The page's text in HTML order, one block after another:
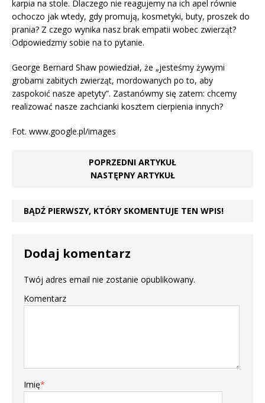
karpia na stole. Dlaczego nie reagujemy na ich apel równie
ochoczo jak wtedy, gdy promują, kosmetyki, buty, proszek do
prania? Z czego wynika nasz brak empatii wobec zwierząt?
Odpowiedzmy sobie na to pytanie.
George Bernard Shaw powiedział, że „jesteśmy żywymi
grobami zabitych zwierząt, mordowanych po to, aby
zaspokoić nasze apetyty”. Zastanówmy się zatem: chcemy
realizować nasze zachcianki kosztem cierpienia innych?
Fot. www.google.pl/images
POPRZEDNI ARTYKUŁ
NASTĘPNY ARTYKUŁ
BĄDŹ PIERWSZY, KTÓRY SKOMENTUJE TEN WPIS!
Dodaj komentarz
Twój adres email nie zostanie opublikowany.
Komentarz
Imię*